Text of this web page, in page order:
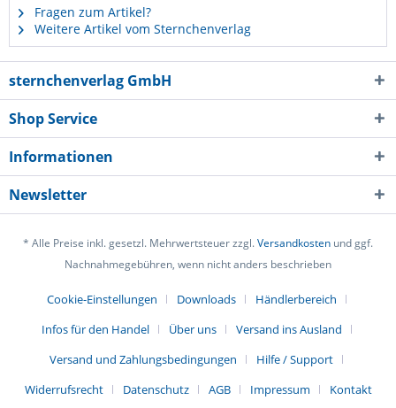
Fragen zum Artikel?
Weitere Artikel vom Sternchenverlag
sternchenverlag GmbH
Shop Service
Informationen
Newsletter
* Alle Preise inkl. gesetzl. Mehrwertsteuer zzgl.Versandkosten und ggf.
Nachnahmegebühren, wenn nicht anders beschrieben
Cookie-Einstellungen Downloads
Händlerbereich
Infos für den Handel
Über uns
Versand ins Ausland
Versand und Zahlungsbedingungen
Hilfe / Support
Widerrufsrecht
Datenschutz AGB Impressum
Kontakt